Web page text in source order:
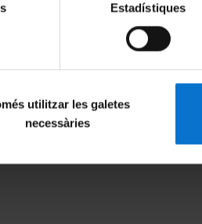
Estadístiques
utilitzar les galetes
necessàries
PEU 1